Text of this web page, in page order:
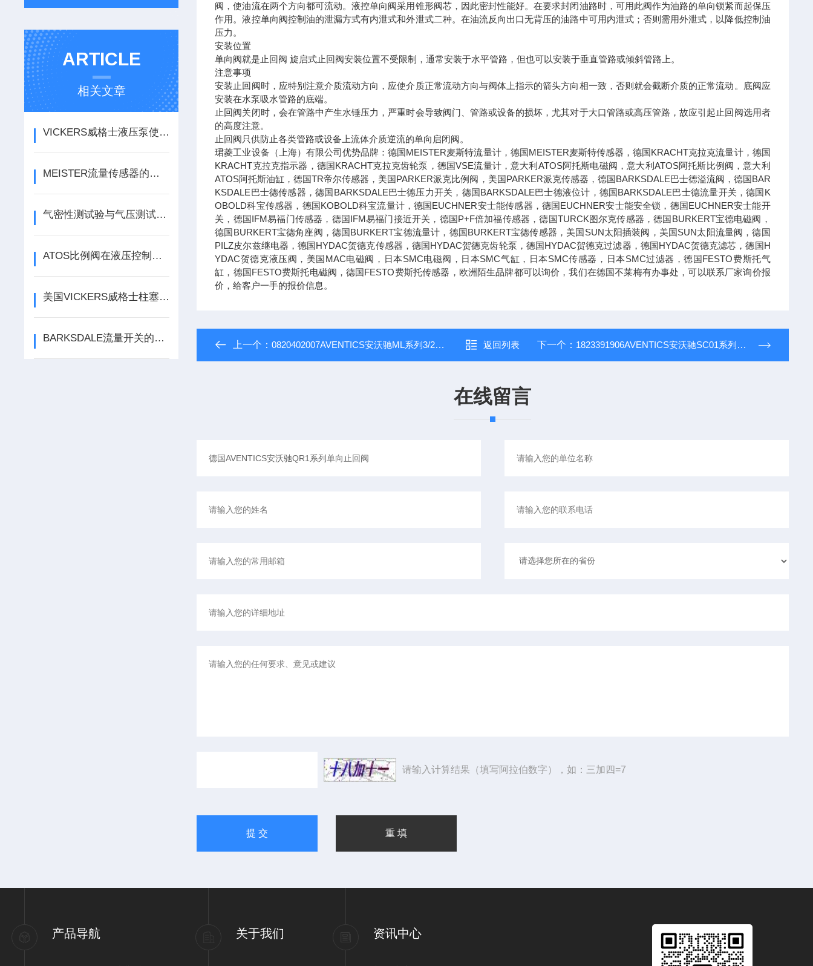
ARTICLE
相关文章
VICKERS威格士液压泵使用技术和工作原理
MEISTER流量传感器的功能特点介绍，就差你不知道了
气密性测试验与气压测试的区别
ATOS比例阀在液压控制系统中的应用
美国VICKERS威格士柱塞泵故障处理方法
BARKSDALE流量开关的主要工作原理
阀，使油流在两个方向都可流动。液控单向阀采用锥形阀芯，因此密封性能好。在要求封闭油路时，可用此阀作为油路的单向锁紧而起保压
作用。液控单向阀控制油的泄漏方式有内泄式和外泄式二种。在油流反向出口无背压的油路中可用内泄式；否则需用外泄式，以降低控制油
压力。
安装位置
单向阀就是止回阀 旋启式止回阀安装位置不受限制，通常安装于水平管路，但也可以安装于垂直管路或倾斜管路上。
注意事项
安装止回阀时，应特别注意介质流动方向，应使介质正常流动方向与阀体上指示的箭头方向相一致，否则就会截断介质的正常流动。底阀应
安装在水泵吸水管路的底端。
止回阀关闭时，会在管路中产生水锤压力，严重时会导致阀门、管路或设备的损坏，尤其对于大口管路或高压管路，故应引起止回阀选用者
的高度注意。
止回阀只供防止各类管路或设备上流体介质逆流的单向启闭阀。
珺菱工业设备（上海）有限公司优势品牌：德国MEISTER麦斯特流量计，德国MEISTER麦斯特传感器，德国KRACHT克拉克流量计，德国
KRACHT克拉克指示器，德国KRACHT克拉克齿轮泵，德国VSE流量计，意大利ATOS阿托斯电磁阀，意大利ATOS阿托斯比例阀，意大利
ATOS阿托斯油缸，德国TR帝尔传感器，美国PARKER派克比例阀，美国PARKER派克传感器，德国BARKSDALE巴士德溢流阀，德国BAR
KSDALE巴士德传感器，德国BARKSDALE巴士德压力开关，德国BARKSDALE巴士德液位计，德国BARKSDALE巴士德流量开关，德国K
OBOLD科宝传感器，德国KOBOLD科宝流量计，德国EUCHNER安士能传感器，德国EUCHNER安士能安全锁，德国EUCHNER安士能开
关，德国IFM易福门传感器，德国IFM易福门接近开关，德国P+F倍加福传感器，德国TURCK图尔克传感器，德国BURKERT宝德电磁阀，
德国BURKERT宝德角座阀，德国BURKERT宝德流量计，德国BURKERT宝德传感器，美国SUN太阳插装阀，美国SUN太阳流量阀，德国
PILZ皮尔兹继电器，德国HYDAC贺德克传感器，德国HYDAC贺德克齿轮泵，德国HYDAC贺德克过滤器，德国HYDAC贺德克滤芯，德国H
YDAC贺德克液压阀，美国MAC电磁阀，日本SMC电磁阀，日本SMC气缸，日本SMC传感器，日本SMC过滤器，德国FESTO费斯托气
缸，德国FESTO费斯托电磁阀，德国FESTO费斯托传感器，欧洲陌生品牌都可以询价，我们在德国不莱梅有办事处，可以联系厂家询价报
价，给客户一手的报价信息。
上一个：0820402007AVENTICS安沃驰ML系列3/2手动滑阀现货 返回列表 下一个： 1823391906AVENTICS安沃驰SC01系列二位二通截止阀
在线留言
请输入计算结果（填写阿拉伯数字），如：三加四=7
产品导航 关于我们 资讯中心